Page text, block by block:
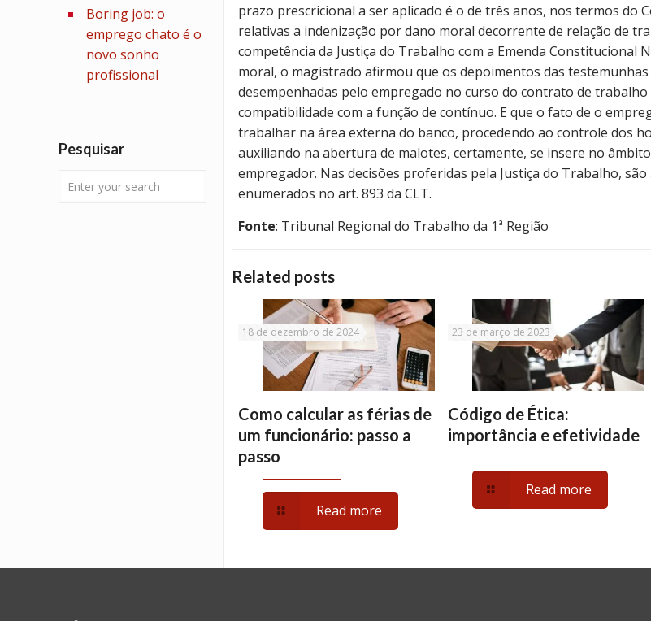
prazo prescricional a ser aplicado é o de três anos, nos termos do
relativas a indenização por dano moral decorrente de relação de
competência da Justiça do Trabalho com a Emenda Constitucional
moral, o magistrado afirmou que os depoimentos das
desempenhadas pelo empregado no curso do contrato de
compatibilidade com a função de contínuo. E que o fato de o
trabalhar na área externa do banco, procedendo ao controle dos
auxiliando na abertura de malotes, certamente, se insere no
empregador. Nas decisões proferidas pela Justiça do Trabalho,
enumerados no art. 893 da CLT.
Fonte: Tribunal Regional do Trabalho da 1ª Região
Related posts
18 de dezembro de 2024
Como calcular as férias de
um funcionário: passo a
passo
Read more
23 de março de 2023
Código de Ética:
importância e efetividade
Read more
Boring job: o
emprego chato é o
novo sonho
profissional
Pesquisar